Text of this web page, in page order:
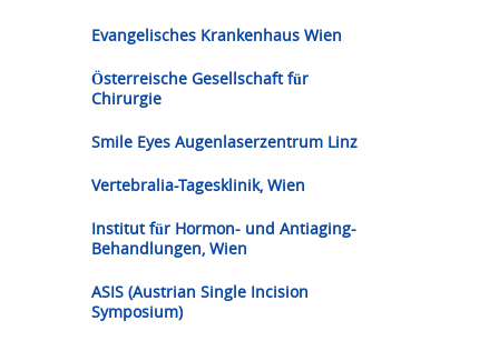
Evangelisches Krankenhaus Wien
Österreische Gesellschaft für
Chirurgie
Smile Eyes Augenlaserzentrum Linz
Vertebralia-Tagesklinik, Wien
Institut für Hormon- und Antiaging-
Behandlungen, Wien
ASIS (Austrian Single Incision
Symposium)